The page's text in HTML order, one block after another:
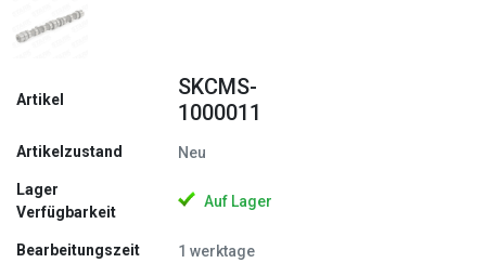
Artikel
SKCMS-
1000011
Artikelzustand Neu
Lager
Verfügbarkeit
Auf Lager
Bearbeitungszeit 1 werktage